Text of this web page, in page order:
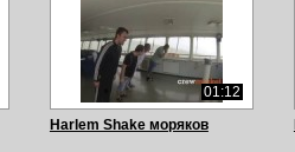
01:12
Harlem Shake моряков